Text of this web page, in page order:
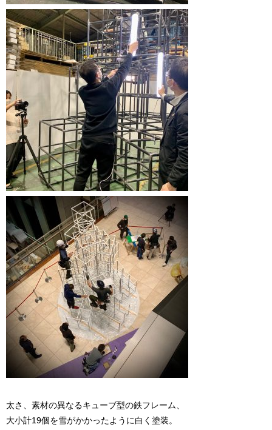
太さ、素材の異なるキューブ型の鉄フレーム、
大小計19個を雪がかかったように白く塗装。